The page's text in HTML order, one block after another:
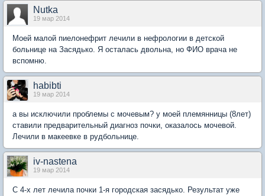
Nutka
19 мар 2014
Моей малой пиелонефрит лечили в нефрологии в детской
больнице на Засядько. Я осталась двольна, но ФИО врача не
вспомню.
habibti
19 мар 2014
а вы исключили проблемы с мочевым? у моей племянницы (8лет)
ставили предварительный диагноз почки, оказалось мочевой.
Лечили в макеевке в рудбольнице.
iv-nastena
19 мар 2014
С 4-х лет лечила почки 1-я городская засядько. Результат уже